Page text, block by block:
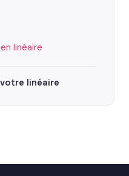
linéaire
linéaire